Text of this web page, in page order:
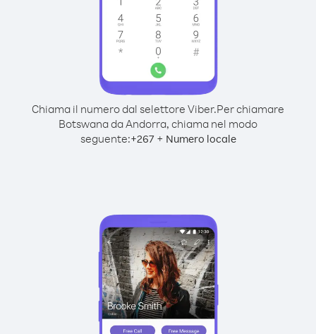
Chiama il numero dal selettore Viber.Per chiamare
Botswana da Andorra, chiama nel modo
seguente:+267+ Numero locale